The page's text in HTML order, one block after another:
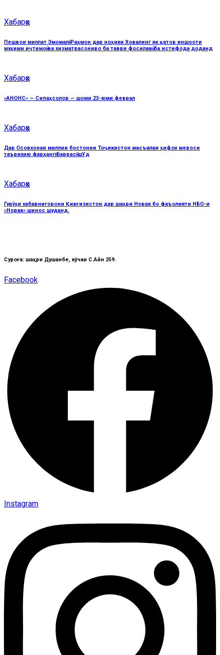
Хабарҳо
Пешвои миллат Эмомалӣ Раҳмон дар ноҳияи Ховалинг як қатор иншооти
муҳими иҷтимоӣ ва хизматрасониро ба таври фосилавӣ ба истифода доданд
Хабарҳо
«АНОНС» — Сипаҳсолор — шоми 23-юми феврал
Хабарҳо
Дар Осорхонаи миллии бостонии Тоҷикистон масъалаи ҳифзи мероси
таърихию фарҳангӣ баррасӣ шУд
Хабарҳо
Гурӯҳи хабарнигорони Қирғизистон дар шаҳри Норак бо фаъолияти НБО-и
«Норак» шинос шуданд.
Суроға: шаҳри Душанбе, кӯчаи C.Айнӣ 259.
Facebook
Instagram